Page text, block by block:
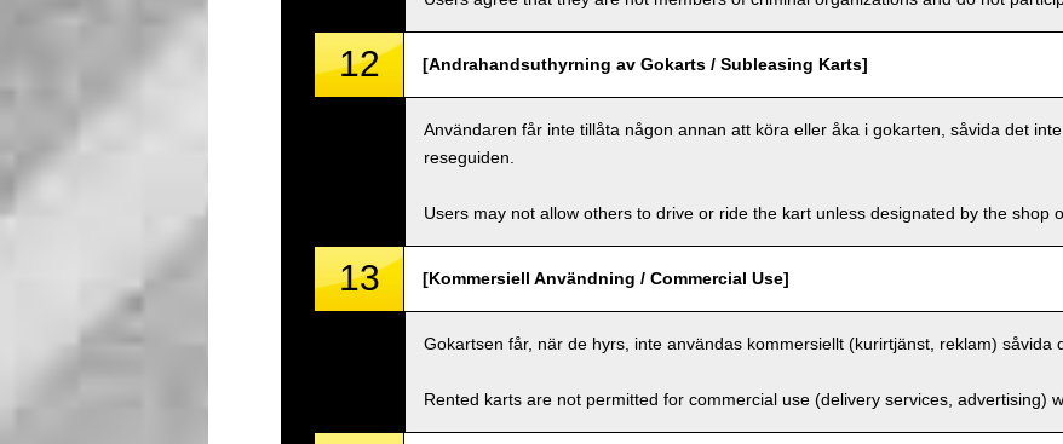
12 [Andrahandsuthyrning av Gokarts / Subleasing Karts]
Användaren får inte tillåta någon annan att köra eller åka i gokarten, såvida det
reseguiden.
Users may not allow others to drive or ride the kart unless designated by the shop
13 [Kommersiell Användning / Commercial Use]
Gokartsen får, när de hyrs, inte användas kommersiellt (kurirtjänst, reklam) såvida
Rented karts are not permitted for commercial use (delivery services, advertising)